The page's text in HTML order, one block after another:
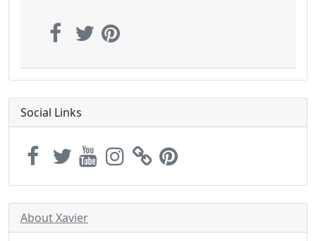
Social Links
About Xavier